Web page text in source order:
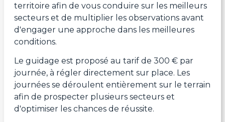
territoire afin de vous conduire sur les meilleurs
secteurs et de multiplier les observations avant
d'engager une approche dans les meilleures
conditions.
Le guidage est proposé au tarif de 300 € par
journée, à régler directement sur place. Les
journées se déroulent entièrement sur le terrain
afin de prospecter plusieurs secteurs et
d'optimiser les chances de réussite.